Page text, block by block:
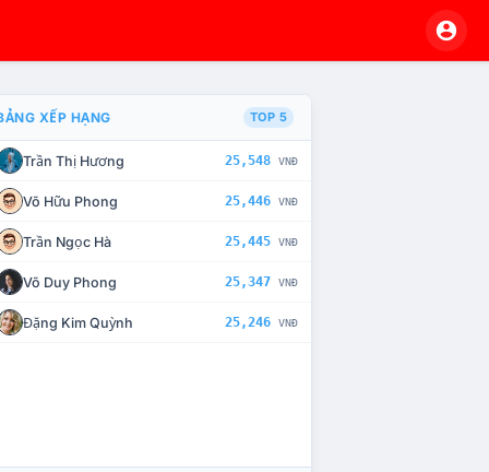
CHẾ TÀI XỬ LÝ VI PHẠM
XẾP HẠNG TOP 5
Trần Thị Hương 25,548 VNĐ
Võ Hữu Phong 25,446 VNĐ
Trần Ngọc Hà 25,445 VNĐ
Võ Duy Phong 25,347 VNĐ
Đặng Kim Quỳnh 25,246 VNĐ